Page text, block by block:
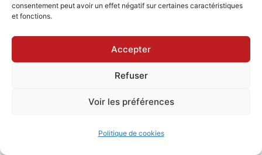
consentement peut avoir un effet négatif sur certaines caractéristiques
et fonctions.
Accepter
Refuser
Voir les préférences
Politique de cookies
Articles les plus Consultés
Comment améliorer vos images SketchUp
sans passer par un logiciel de rendu ?
Les raccourcis clavier
2024